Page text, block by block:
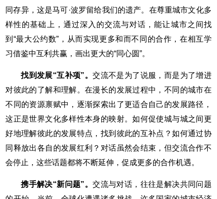
同存异，这是马可·波罗留给我们的遗产。在尊重城市文化多
样性的基础上，通过深入的交流与对话，能让城市之间找
到“最大公约数”，从而实现更多和而不同的合作，在相互学
习借鉴中互利共赢，画出更大的“同心圆”。
找到发展“互补项”。交流不是为了说服，而是为了增进
对彼此的了解和理解。在漫长的发展过程中，不同的城市在
不同的资源禀赋中，逐渐探索出了更适合自己的发展路径，
这正是世界文化多样性本身的映射。如何促使城与城之间更
好地理解彼此的发展特点，找到彼此的互补点？如何通过协
同释放出各自的发展红利？对话虽然会结束，但交流合作不
会停止，这些话题都将不断延伸，促成更多的合作机遇。
携手解决“新问题”。交流与对话，往往是解决共同问题